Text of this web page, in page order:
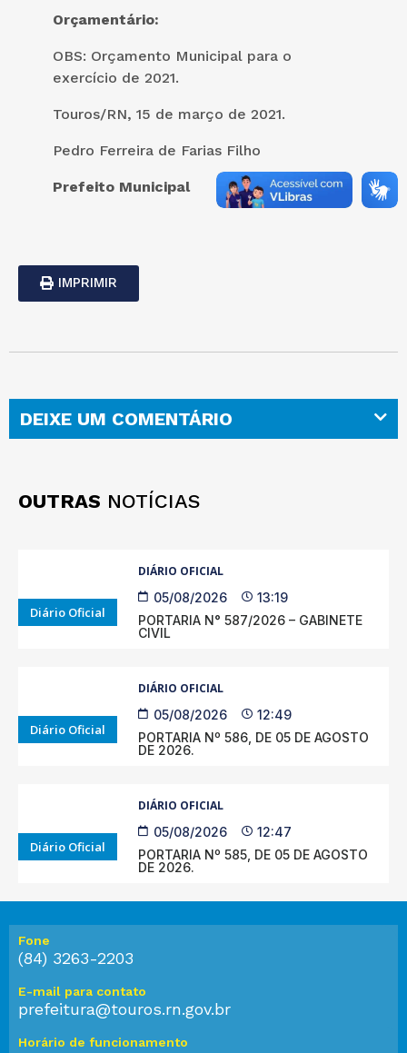
Orçamentário:
OBS: Orçamento Municipal para o
exercício de 2021.
Touros/RN, 15 de março de 2021.
Pedro Ferreira de Farias Filho
Prefeito Municipal
IMPRIMIR
DEIXE UM COMENTÁRIO
OUTRAS NOTÍCIAS
Diário Oficial
DIÁRIO OFICIAL
05/08/2026
13:19
PORTARIA N° 587/2026 – GABINETE
CIVIL
Diário Oficial
DIÁRIO OFICIAL
05/08/2026
12:49
PORTARIA Nº 586, DE 05 DE AGOSTO
DE 2026.
Diário Oficial
DIÁRIO OFICIAL
05/08/2026
12:47
PORTARIA Nº 585, DE 05 DE AGOSTO
DE 2026.
Fone
(84) 3263-2203
E-mail para contato
prefeitura@touros.rn.gov.br
Horário de funcionamento